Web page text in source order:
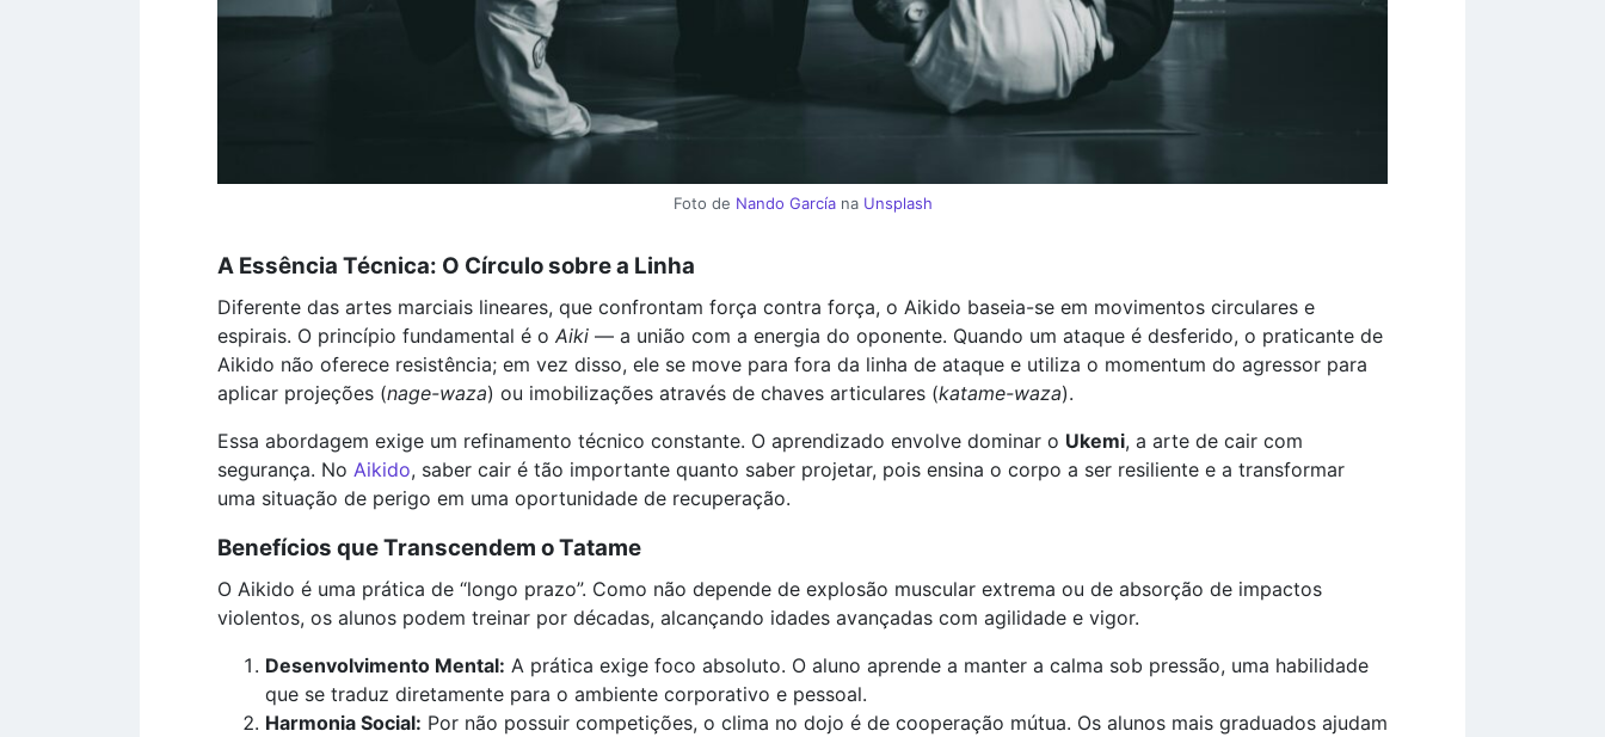
Foto de Nando Garcíana Unsplash
A Essência Técnica: O Círculo sobre a Linha
Diferente das artes marciais lineares, que confrontam força contra força, o Aikido baseia-se em movimentos circulares e
espirais. O princípio fundamental é o Aiki — a união com a energia do oponente. Quando um ataque é desferido, o praticante de
Aikido não oferece resistência; em vez disso, ele se move para fora da linha de ataque e utiliza o momentum do agressor para
aplicar projeções (nage-waza) ou imobilizações através de chaves articulares (katame-waza).
Essa abordagem exige um refinamento técnico constante. O aprendizado envolve dominar o Ukemi, a arte de cair com
segurança. No Aikido, saber cair é tão importante quanto saber projetar, pois ensina o corpo a ser resiliente e a transformar
uma situação de perigo em uma oportunidade de recuperação.
Benefícios que Transcendem o Tatame
O Aikido é uma prática de “longo prazo”. Como não depende de explosão muscular extrema ou de absorção de impactos
violentos, os alunos podem treinar por décadas, alcançando idades avançadas com agilidade e vigor.
Desenvolvimento Mental: A prática exige foco absoluto. O aluno aprende a manter a calma sob pressão, uma habilidade
que se traduz diretamente para o ambiente corporativo e pessoal.
Harmonia Social: Por não possuir competições, o clima no dojo é de cooperação mútua. Os alunos mais graduados ajudam